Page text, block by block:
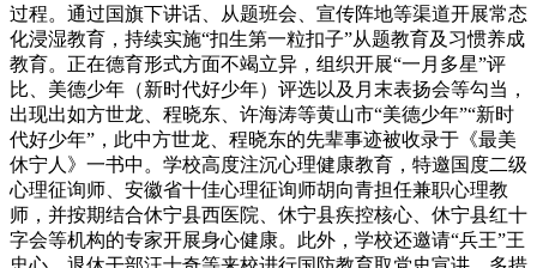
过程。通过国旗下讲话、从题班会、宣传阵地等渠道开展常态
化浸湿教育，持续实施“扣生第一粒扣子”从题教育及习惯养成
教育。正在德育形式方面不竭立异，组织开展“一月多星”评
比、美德少年（新时代好少年）评选以及月末表扬会等勾当，
出现出如方世龙、程晓东、许海涛等黄山市“美德少年”“新时
代好少年”，此中方世龙、程晓东的先辈事迹被收录于《最美
休宁人》一书中。学校高度注沉心理健康教育，特邀国度二级
心理征询师、安徽省十佳心理征询师胡向青担任兼职心理教
师，并按期结合休宁县西医院、休宁县疾控核心、休宁县红十
字会等机构的专家开展身心健康。此外，学校还邀请“兵王”王